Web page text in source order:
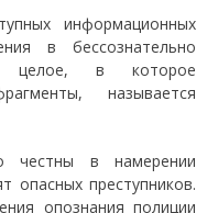
информационных
в бессознательно
целое, в которое
называется
честны в намерении
опасных преступников.
опознания полиции